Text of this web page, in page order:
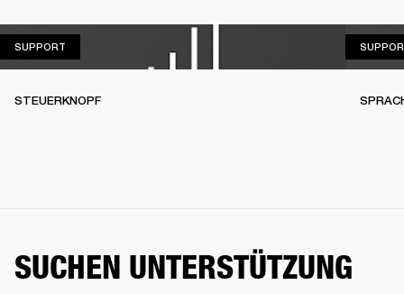
SUPPORT
STEUERKNOPF
SUCHEN UNTERSTÜTZUNG